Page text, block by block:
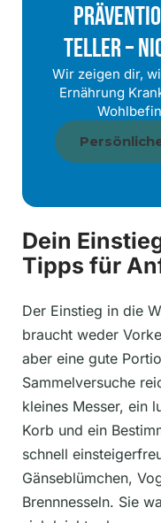
Teller –
Wir zeigen dir,
Ernährung
Dein
Tipps für
Der Einstieg in die
braucht weder
aber eine gute
Sammelversuche
kleines Messer, ein
Korb und ein
schnell
Gänseblümchen,
Brennnesseln. Sie